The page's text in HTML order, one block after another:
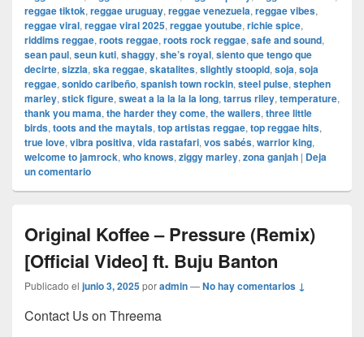
reggae tiktok, reggae uruguay, reggae venezuela, reggae vibes,
reggae viral, reggae viral 2025, reggae youtube, richie spice,
riddims reggae, roots reggae, roots rock reggae, safe and sound,
sean paul, seun kuti, shaggy, she’s royal, siento que tengo que
decirte, sizzla, ska reggae, skatalites, slightly stoopid, soja, soja
reggae, sonido caribeño, spanish town rockin, steel pulse, stephen
marley, stick figure, sweat a la la la la long, tarrus riley, temperature,
thank you mama, the harder they come, the wailers, three little
birds, toots and the maytals, top artistas reggae, top reggae hits,
true love, vibra positiva, vida rastafari, vos sabés, warrior king,
welcome to jamrock, who knows, ziggy marley, zona ganjah | Deja
un comentario
Original Koffee – Pressure (Remix)
[Official Video] ft. Buju Banton
Publicado el junio 3, 2025poradmin—No hay comentarios ↓
Contact Us on Threema